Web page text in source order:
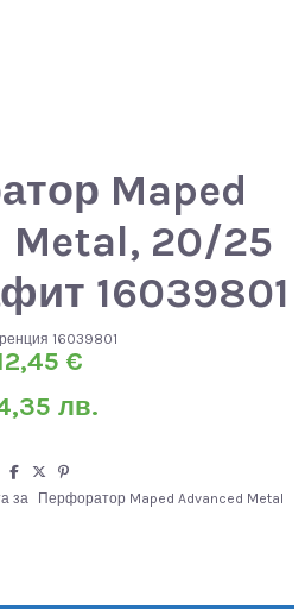
Maped
Metal, 20/25
16039801
16039801
€
лв.
за Перфоратор Maped Advanced Metal